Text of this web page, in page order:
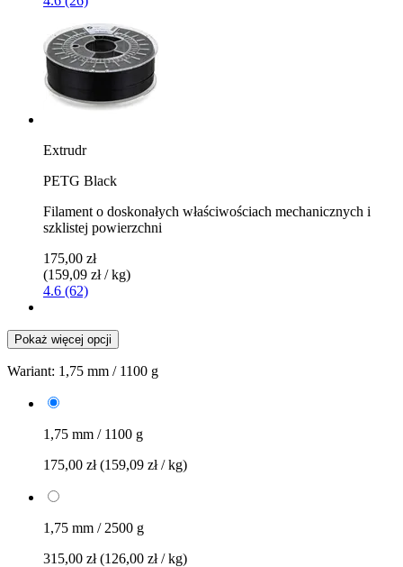
Extrudr
PETG Black
Filament o doskonałych właściwościach mechanicznych i
szklistej powierzchni
175,00 zł
(159,09 zł / kg)
4.6 (62)
Pokaż więcej opcji
Wariant: 1,75 mm / 1100 g
1,75 mm / 1100 g
175,00 zł(159,09 zł / kg)
1,75 mm / 2500 g
315,00 zł(126,00 zł / kg)